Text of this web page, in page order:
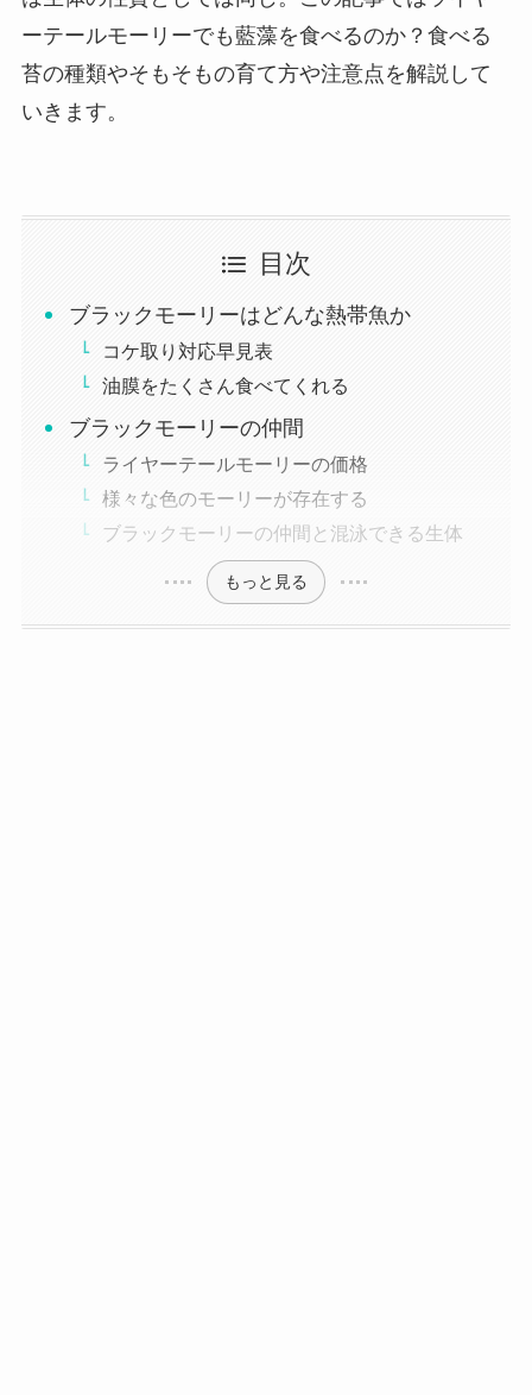
ーテールモーリーでも藍藻を食べるのか？食べる
苔の種類やそもそもの育て方や注意点を解説して
いきます。
目次
ブラックモーリーはどんな熱帯魚か
コケ取り対応早見表
油膜をたくさん食べてくれる
ブラックモーリーの仲間
ライヤーテールモーリーの価格
様々な色のモーリーが存在する
ブラックモーリーの仲間と混泳できる生体
もっと見る